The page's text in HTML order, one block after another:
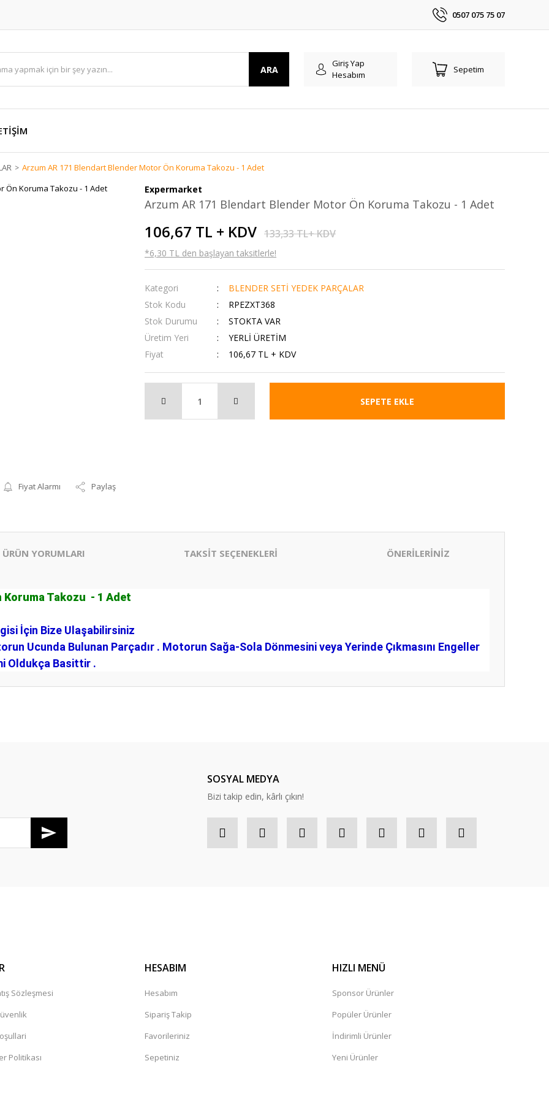
0507 075 75 07
ARA
Giriş Yap
Hesabım
Sepetim
Arzum AR 171 Blendart Blender Motor Ön Koruma Takozu - 1 Adet
Fiyat Alarmı Paylaş
Expermarket
Arzum AR 171 Blendart Blender Motor Ön Koruma Takozu - 1 Adet
106,67 TL + KDV 133,33 TL+ KDV
*6,30 TL den başlayan taksitlerle!
Kategori
BLENDER SETİ YEDEK PARÇALAR
Stok Kodu
RPEZXT368
Stok Durumu
STOKTA VAR
Üretim Yeri
YERLİ ÜRETİM
Fiyat
106,67 TL + KDV
SEPETE EKLE
ÜRÜN YORUMLARI TAKSİT SEÇENEKLERİ ÖNERİLERİNİZ
Takozu - 1 Adet
İçin Bize Ulaşabilirsiniz
Ucunda Bulunan Parçadır . Motorun Sağa-Sola Dönmesini veya Yerinde Çıkmasını Engeller
Oldukça Basittir .
SOSYAL MEDYA
Bizi takip edin, kârlı çıkın!
Sözleşmesi
Politikası
HESABIM
Hesabım
Sipariş Takip
Favorileriniz
Sepetiniz
HIZLI MENÜ
Sponsor Ürünler
Popüler Ürünler
İndirimli Ürünler
Yeni Ürünler